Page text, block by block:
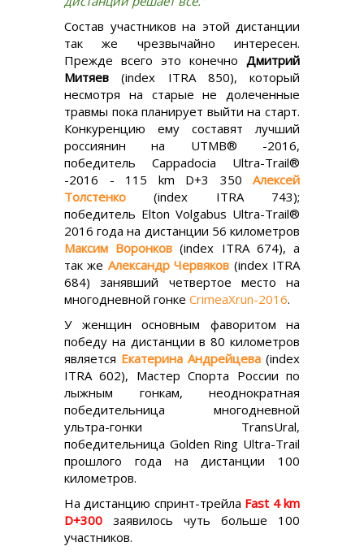
Состав участников на этой дистанции
так же чрезвычайно интересен.
Прежде всего это конечно Дмитрий
Митяев (index ITRA 850), который
несмотря на старые не долеченные
травмы пока планирует выйти на старт.
Конкуренцию ему составят лучший
россиянин на UTMB® -2016,
победитель Cappadocia Ultra-Trail®
-2016 - 115 km D+3 350 Алексей
Толстенко (index ITRA 743);
победитель Elton Volgabus Ultra-Trail®
2016 года на дистанции 56 километров
Максим Воронков (index ITRA 674), а
так же Александр Червяков (index ITRA
684) занявший четвертое место на
многодневной гонке CrimeaXrun-2016.
У женщин основным фаворитом на
победу на дистанции в 80 километров
является Екатерина Андрейцева (index
ITRA 602), Мастер Спорта России по
лыжным гонкам, неоднократная
победительница многодневной
ультра-гонки TransUral,
победительница Golden Ring Ultra-Trail
прошлого года на дистанции 100
километров.
На дистанцию спринт-трейла Fast 4 km
D+300 заявилось чуть больше 100
участников.